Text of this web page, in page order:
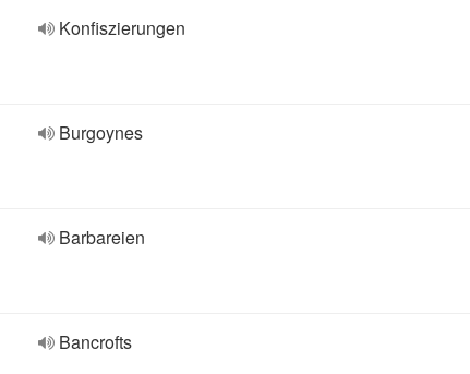
Konfiszierungen
Burgoynes
Barbareien
Bancrofts